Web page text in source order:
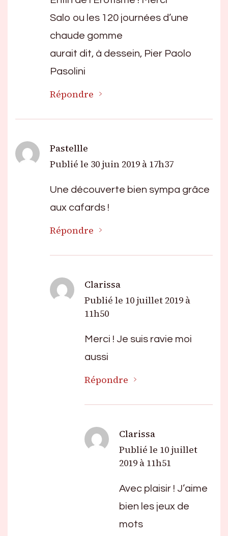
Salo ou les 120 journées d’une
chaude gomme
aurait dit, à dessein, Pier Paolo
Pasolini
Répondre
Pastellle
Publié le 30 juin 2019 à 17h37
Une découverte bien sympa grâce
aux cafards !
Répondre
Clarissa
Publié le 10 juillet 2019 à
11h50
Merci ! Je suis ravie moi
aussi
Répondre
Clarissa
Publié le 10 juillet
2019 à 11h51
Avec plaisir ! J’aime
bien les jeux de
mots